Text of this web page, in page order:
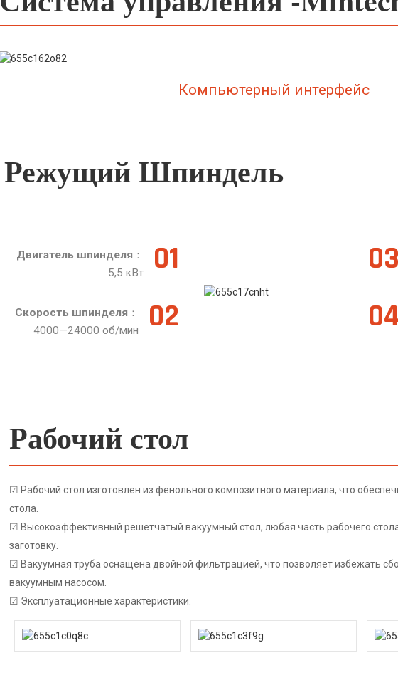
Компьютерный интерфейс
Режущий Шпиндель
01
Двигатель шпинделя ：
5,5 кВт
02
Скорость шпинделя ：
4000—24000 об/мин
03
Рабочий стол
☑ Рабочий стол изготовлен из фенольного композитного материала, что
стола.
☑ Высокоэффективный решетчатый вакуумный стол, любая часть рабочего
заготовку.
☑ Вакуумная труба оснащена двойной фильтрацией, что позволяет избежать
вакуумным насосом.
☑ Эксплуатационные характеристики.